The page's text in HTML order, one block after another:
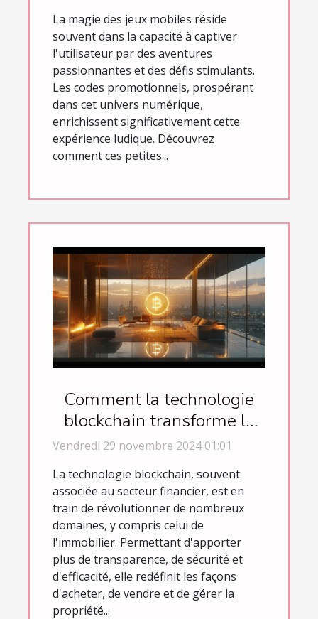
La magie des jeux mobiles réside
souvent dans la capacité à captiver
l'utilisateur par des aventures
passionnantes et des défis stimulants.
Les codes promotionnels, prospérant
dans cet univers numérique,
enrichissent significativement cette
expérience ludique. Découvrez
comment ces petites...
Comment la technologie
blockchain transforme le
marché immobilier
Vendredi 29 novembre 2024 01:01
La technologie blockchain, souvent
associée au secteur financier, est en
train de révolutionner de nombreux
domaines, y compris celui de
l'immobilier. Permettant d'apporter
plus de transparence, de sécurité et
d'efficacité, elle redéfinit les façons
d'acheter, de vendre et de gérer la
propriété...